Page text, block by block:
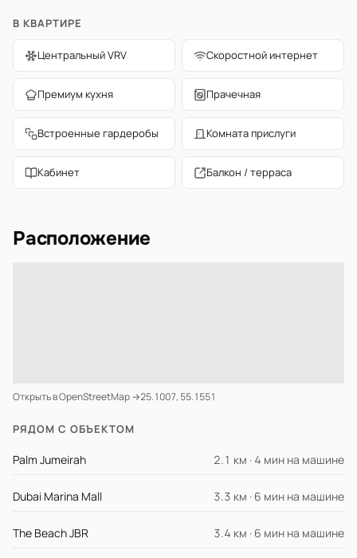
В КВАРТИРЕ
Центральный VRV Скоростной интернет
Премиум кухня Прачечная
Встроенные гардеробы Комната прислуги
Кабинет Балкон / терраса
Расположение
Открыть в OpenStreetMap →25.1007, 55.1551
РЯДОМ С ОБЪЕКТОМ
Palm Jumeirah 2.1 км · 4 мин на машине
Dubai Marina Mall 3.3 км · 6 мин на машине
The Beach JBR 3.4 км · 6 мин на машине